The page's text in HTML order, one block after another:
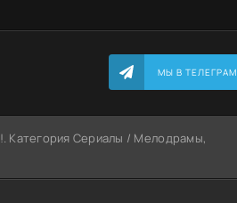
МЫ В ТЕЛЕГРАМ
!. Категория Сериалы / Мелодрамы,